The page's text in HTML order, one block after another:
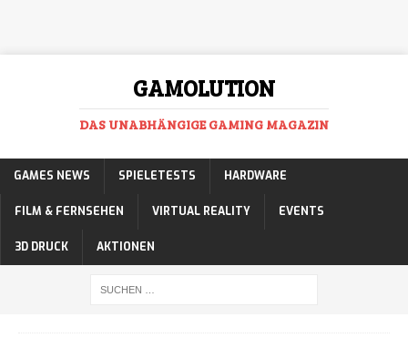
GAMOLUTION
DAS UNABHÄNGIGE GAMING MAGAZIN
GAMES NEWS SPIELETESTS HARDWARE
FILM & FERNSEHEN VIRTUAL REALITY EVENTS
3D DRUCK AKTIONEN